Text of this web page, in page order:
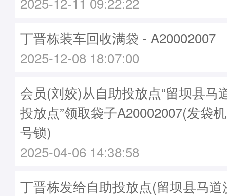
丁晋栋装车回收满袋 - A20002007
2025-12-08 18:07:00
会员(刘姣)从自助投放点“留坝县马
投放点”领取袋子A20002007(发袋
号锁)
2025-04-06 14:38:58
丁晋栋发给自助投放点(留坝县马